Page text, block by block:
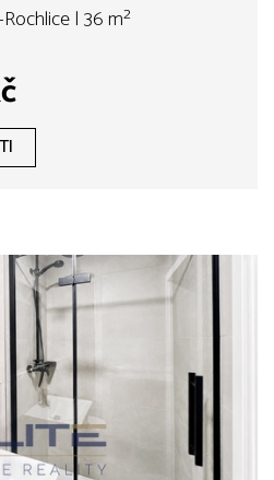
| 36 m²